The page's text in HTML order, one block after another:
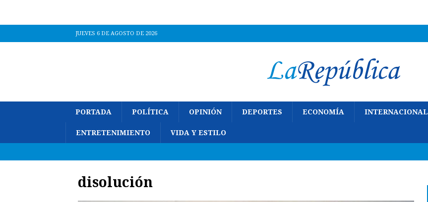
JUEVES 6 DE AGOSTO DE 2026
PORTADA POLÍTICA OPINIÓN DEPORTES ECONOMÍA INTERNACIONAL
ENTRETENIMIENTO VIDA Y ESTILO
disolución